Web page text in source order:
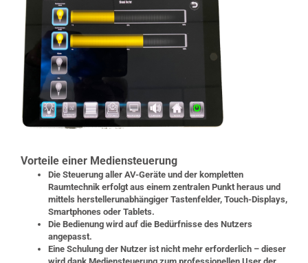
Vorteile einer Mediensteuerung
Die Steuerung aller AV-Geräte und der kompletten
Raumtechnik erfolgt aus einem zentralen Punkt heraus und
mittels herstellerunabhängiger Tastenfelder, Touch-Displays,
Smartphones oder Tablets.
Die Bedienung wird auf die Bedürfnisse des Nutzers
angepasst.
Eine Schulung der Nutzer ist nicht mehr erforderlich – dieser